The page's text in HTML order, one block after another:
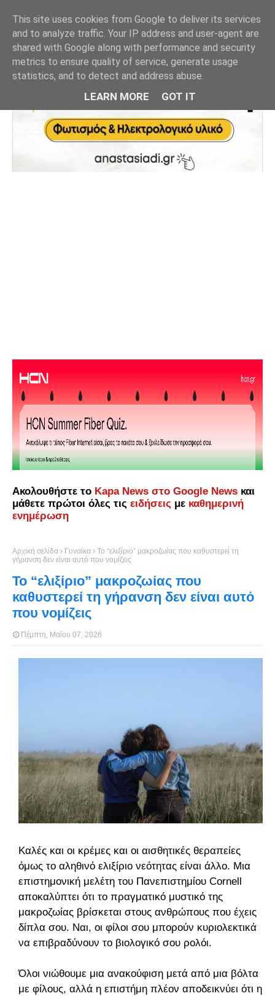
Ακολουθήστε το Kapa News στο Google News και
μάθετε πρώτοι όλες τις ειδήσεις με καθημερινή
ενημέρωση
Αρχική σελίδα Γυναίκα
Το “ελιξίριο” μακροζωίας που καθυστερεί τη
γήρανση δεν είναι αυτό που νομίζεις
Το “ελιξίριο” μακροζωίας που
καθυστερεί τη γήρανση δεν είναι αυτό
που νομίζεις
Πέμπτη, Μαΐου 07, 2026
Καλές και οι κρέμες και οι αισθητικές θεραπείες
όμως το αληθινό ελιξίριο νεότητας είναι άλλο. Μια
επιστημονική μελέτη του Πανεπιστημίου Cornell
αποκαλύπτει ότι το πραγματικό μυστικό της
μακροζωίας βρίσκεται στους ανθρώπους που έχεις
δίπλα σου. Ναι, οι φίλοι σου μπορούν κυριολεκτικά
να επιβραδύνουν το βιολογικό σου ρολόι.
Όλοι νιώθουμε μια ανακούφιση μετά από μια βόλτα
με φίλους, αλλά η επιστήμη πλέον αποδεικνύει ότι η
This site uses cookies from Google to deliver its services
and to analyze traffic. Your IP address and user-agent are
shared with Google along with performance and security
metrics to ensure quality of service, generate usage
statistics, and to detect and address abuse.
LEARN MORE GOT IT